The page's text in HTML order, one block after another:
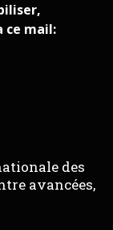
ce mail:
des
avancées,